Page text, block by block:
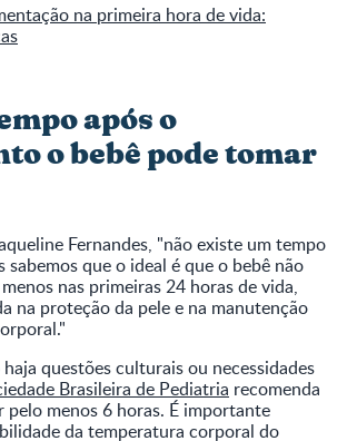
na primeira hora de vida:
após o
o bebê pode tomar
Fernandes, "não existe um tempo
sabemos que o ideal é que o bebê não
nas primeiras 24 horas de vida,
na proteção da pele e na manutenção
questões culturais ou necessidades
Brasileira de Pediatria recomenda
pelo menos 6 horas. É importante
da temperatura corporal do